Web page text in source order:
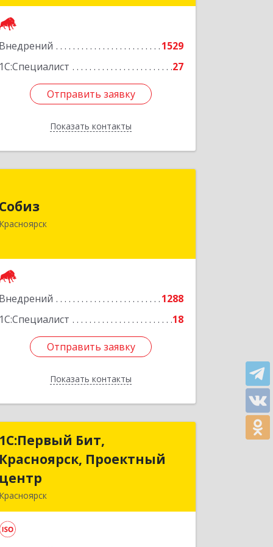
Внедрений
1529
1С:Специалист
27
Отправить заявку
Показать контакты
Отправить заявку
Назад
Собиз
Красноярск
Внедрений
1288
1С:Специалист
18
Отправить заявку
Показать контакты
Красноярск г, Ладо Кецховели ул, дом
Отправить заявку
Назад
1С:Первый Бит,
Красноярск, Проектный
центр
Красноярск
1С:Первый Бит,
Красноярск, Проектный
Красноярск г, Ладо Кецховели ул, дом